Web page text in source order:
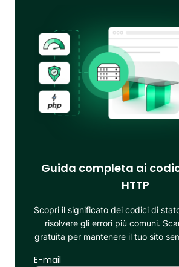
Guida completa ai
HTTP
Scopri il significato dei codici di
risolvere gli errori più comuni.
gratuita per mantenere il tuo sito
E-mail